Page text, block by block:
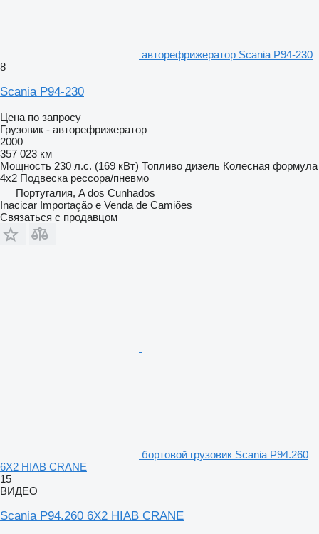
авторефрижератор Scania P94-230
8
Scania P94-230
Цена по запросу
Грузовик - авторефрижератор
2000
357 023 км
Мощность 230 л.с. (169 кВт) Топливо дизель Колесная формула
4x2 Подвеска рессора/пневмо
Португалия, A dos Cunhados
Inacicar Importação e Venda de Camiões
Связаться с продавцом
бортовой грузовик Scania P94.260
6X2 HIAB CRANE
15
ВИДЕО
Scania P94.260 6X2 HIAB CRANE